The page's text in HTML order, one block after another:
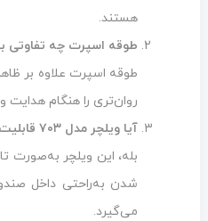
هستند.
طوقه اسپرت چه تفاوتی
طوقه اسپرت علاوه بر
روان‌تری را هنگام هدایت
آیا ویلچر مدل ۷۰۳ قابلیت حمل با خودرو را دارد؟
بله، این ویلچر
شدن به‌راحتی داخل
می‌گیرد.